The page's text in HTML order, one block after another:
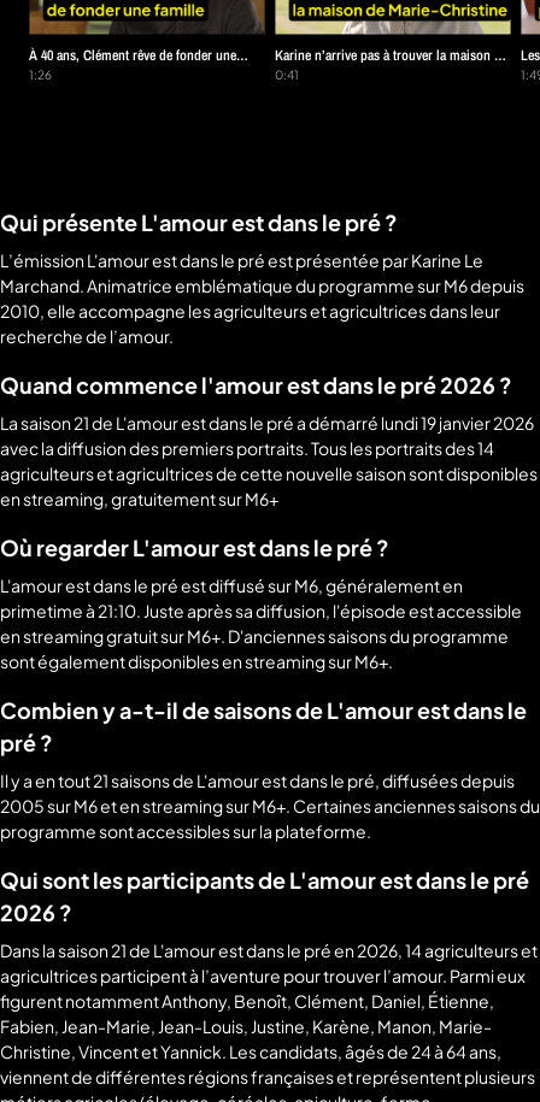
À 40 ans, Clément rêve de fonder une
famille !
1:26
Karine n’arrive pas à trouver la maison de
Marie-Christine
0:41
Qui présente L'amour est dans le pré ?
L’émission L'amour est dans le pré est présentée par Karine Le
Marchand. Animatrice emblématique du programme sur M6 depuis
2010, elle accompagne les agriculteurs et agricultrices dans leur
recherche de l’amour.
Quand commence l'amour est dans le pré 2026 ?
La saison 21 de L'amour est dans le pré a démarré lundi 19 janvier 2026
avec la diffusion des premiers portraits. Tous les portraits des 14
agriculteurs et agricultrices de cette nouvelle saison sont disponibles
en streaming, gratuitement sur M6+
Où regarder L'amour est dans le pré ?
L'amour est dans le pré est diffusé sur M6, généralement en
primetime à 21:10. Juste après sa diffusion, l'épisode est accessible
en streaming gratuit sur M6+. D'anciennes saisons du programme
sont également disponibles en streaming sur M6+.
Combien y a-t-il de saisons de L'amour est dans le
pré ?
Il y a en tout 21 saisons de L'amour est dans le pré, diffusées depuis
2005 sur M6 et en streaming sur M6+. Certaines anciennes saisons du
programme sont accessibles sur la plateforme.
Qui sont les participants de L'amour est dans le pré
2026 ?
Dans la saison 21 de L'amour est dans le pré en 2026, 14 agriculteurs et
agricultrices participent à l’aventure pour trouver l’amour. Parmi eux
figurent notamment Anthony, Benoît, Clément, Daniel, Étienne,
Fabien, Jean-Marie, Jean-Louis, Justine, Karène, Manon, Marie-
Christine, Vincent et Yannick. Les candidats, âgés de 24 à 64 ans,
viennent de différentes régions françaises et représentent plusieurs